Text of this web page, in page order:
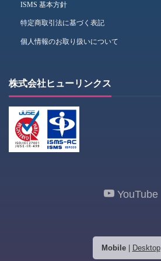
ISMS 基本方針
特定商取引法に基づく表記
個人情報のお取り扱いについて
株式会社ヒューリンクス
YouTube
Mobile| Desktop